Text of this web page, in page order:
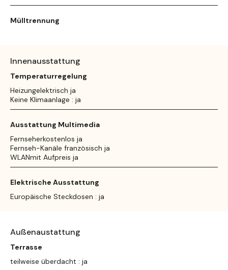
Mülltrennung
Innenausstattung
Temperaturregelung
Heizungelektrisch ja
Keine Klimaanlage : ja
Ausstattung Multimedia
Fernseherkostenlos ja
Fernseh-Kanäle französisch ja
WLANmit Aufpreis ja
Elektrische Ausstattung
Europäische Steckdosen : ja
Außenaustattung
Terrasse
teilweise überdacht : ja